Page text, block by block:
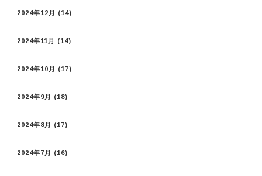
2024年12月 (14)
2024年11月 (14)
2024年10月 (17)
2024年9月 (18)
2024年8月 (17)
2024年7月 (16)